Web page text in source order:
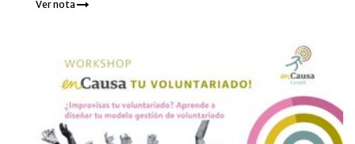
Ver nota